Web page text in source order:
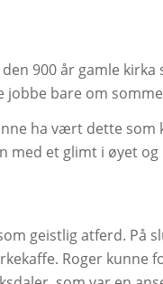
900 år gamle kirka
bare om
ha vært dette
et glimt i øyet
geistlig atferd. På
Roger